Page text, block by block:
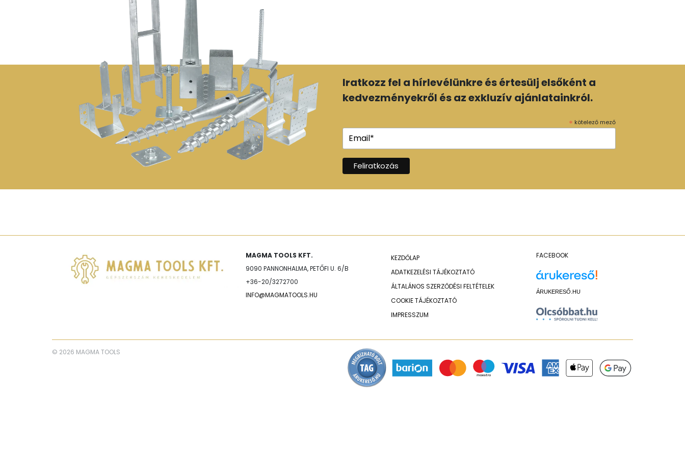
Iratkozz fel a hírlevélünkre és értesülj elsőként a
kedvezményekről és az exkluzív ajánlatainkról.
* kötelező mező
MAGMA TOOLS KFT.
9090 PANNONHALMA, PETŐFI U. 6/B
+36-20/3272700
INFO@MAGMATOOLS.HU
KEZDŐLAP
ADATKEZELÉSI TÁJÉKOZTATÓ
ÁLTALÁNOS SZERZŐDÉSI FELTÉTELEK
COOKIE TÁJÉKOZTATÓ
IMPRESSZUM
FACEBOOK
ÁRUKERESŐ.HU
© 2026 MAGMA TOOLS